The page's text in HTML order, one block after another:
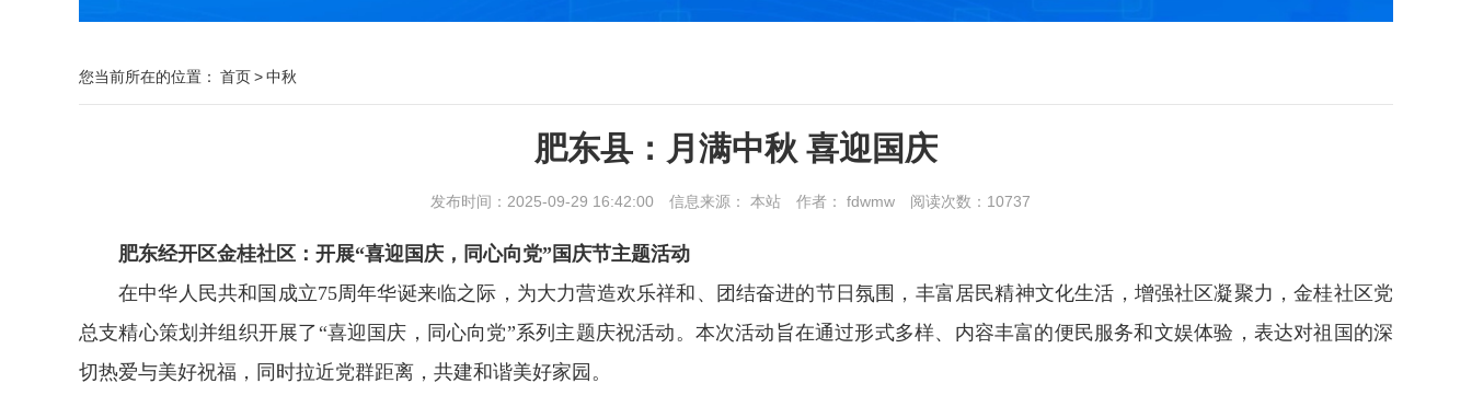
您当前所在的位置： 首页>中秋
肥东县：月满中秋 喜迎国庆
发布时间：2025-09-29 16:42:00 信息来源： 本站 作者： fdwmw 阅读次数： 10737
肥东经开区金桂社区：开展“喜迎国庆，同心向党”国庆节主题活动
在中华人民共和国成立75周年华诞来临之际，为大力营造欢乐祥和、团结奋进的节日氛围，丰富居民精神文化生活，增强社区凝聚力，金桂社区党
总支精心策划并组织开展了“喜迎国庆，同心向党”系列主题庆祝活动。本次活动旨在通过形式多样、内容丰富的便民服务和文娱体验，表达对祖国的深
切热爱与美好祝福，同时拉近党群距离，共建和谐美好家园。